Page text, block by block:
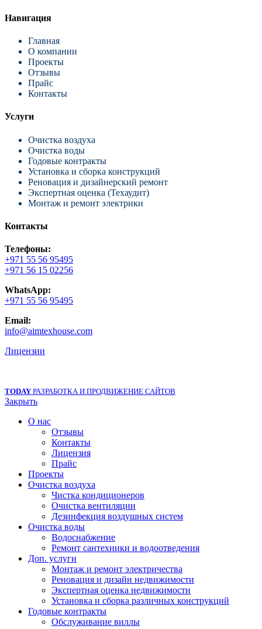
Навигация
Главная
О компании
Проекты
Отзывы
Прайс
Контакты
Услуги
Очистка воздуха
Очистка воды
Годовые контракты
Установка и сборка конструкций
Реновация и дизайнерский ремонт
Экспертная оценка (Техаудит)
Монтаж и ремонт электрики
Контакты
Телефоны:
+971 55 56 95495
+971 56 15 02256
WhatsApp:
+971 55 56 95495
Email:
info@aimtexhouse.com
Лицензии
TODAY РАЗРАБОТКА И ПРОДВИЖЕНИЕ САЙТОВ
Закрыть
О нас
Отзывы
Контакты
Лицензия
Прайс
Проекты
Очистка воздуха
Чистка кондиционеров
Очистка вентиляции
Дезинфекция воздушных систем
Очистка воды
Водоснабжение
Ремонт сантехники и водоотведения
Доп. услуги
Монтаж и ремонт электричества
Реновация и дизайн недвижимости
Экспертная оценка недвижимости
Установка и сборка различных конструкций
Годовые контракты
Обслуживание виллы